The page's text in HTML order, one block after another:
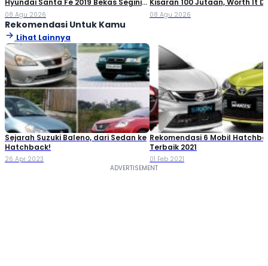
Hyundai Santa Fe 2019 Bekas Segini
Harganya
08 Agu 2026
Kisaran 100 Jutaan, Worth It
08 Agu 2026
Rekomendasi Untuk Kamu
Lihat Lainnya
Sejarah Suzuki Baleno, dari Sedan ke
Hatchback!
26 Apr 2023
Rekomendasi 6 Mobil
Terbaik 2021
01 Feb 2021